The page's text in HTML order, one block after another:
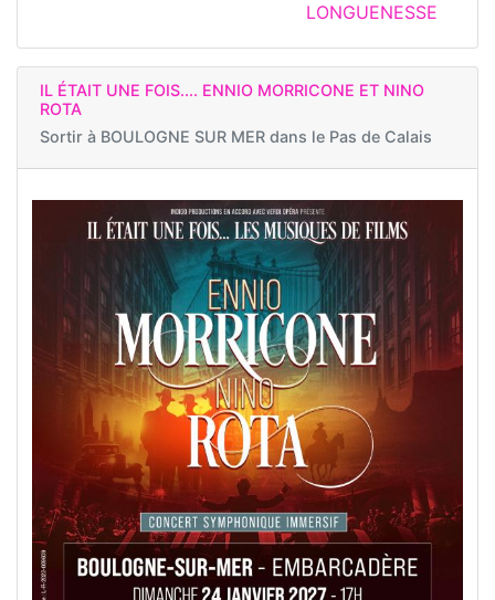
LONGUENESSE
IL ÉTAIT UNE FOIS.... ENNIO MORRICONE ET NINO
ROTA
Sortir à BOULOGNE SUR MER dans le Pas de Calais